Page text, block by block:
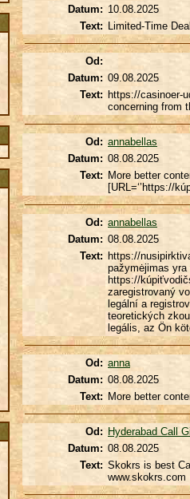
Datum: 10.08.2025
Text: Limited-Time
Od:
Datum: 09.08.2025
Text: https://casinoer-
concerning from
Od: annabellas
Datum: 08.08.2025
Text: More better
[URL=‘’https://
Od: annabellas
Datum: 08.08.2025
Text: https://
pažymėjimas yra
https://
zaregistrovaný
legální a
teoretických
legális, az Ön
Od: anna
Datum: 08.08.2025
Text: More better
Od: Hyderabad Call
Datum: 08.08.2025
Text: Skokrs is best
www.skokrs.com